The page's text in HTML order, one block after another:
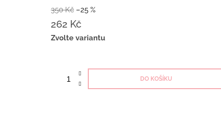
350 Kč –25 %
262 Kč
Měrná
Zvolte variantu
DO KOŠÍKU